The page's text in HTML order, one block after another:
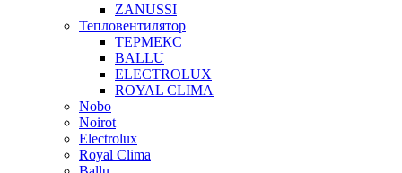
ZANUSSI
Тепловентилятор
ТЕРМЕКС
BALLU
ELECTROLUX
ROYAL CLIMA
Nobo
Noirot
Electrolux
Royal Clima